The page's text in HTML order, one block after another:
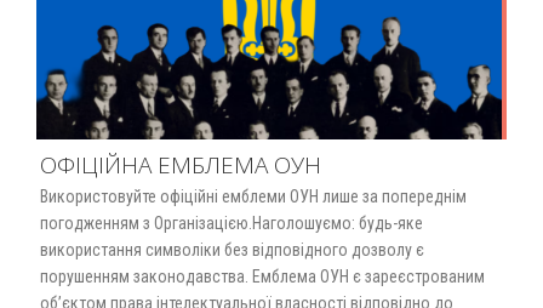
ОФІЦІЙНА ЕМБЛЕМА ОУН
Використовуйте офіційні емблеми ОУН лише за попереднім
погодженням з Організацією.Наголошуємо: будь-яке
використання символіки без відповідного дозволу є
порушенням законодавства. Емблема ОУН є зареєстрованим
об’єктом права інтелектуальної власності відповідно до